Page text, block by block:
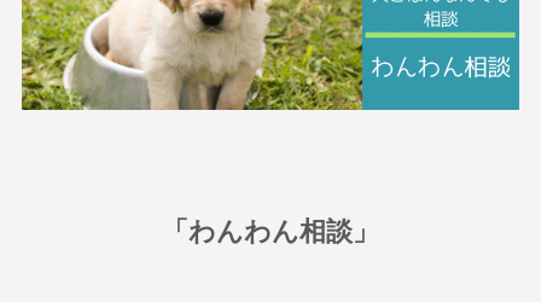
「わんわん相談」